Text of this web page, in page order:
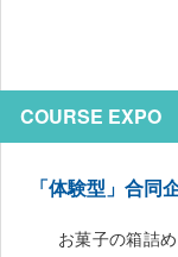
COURSE EXPO
「体験型」合同
お菓子の箱詰